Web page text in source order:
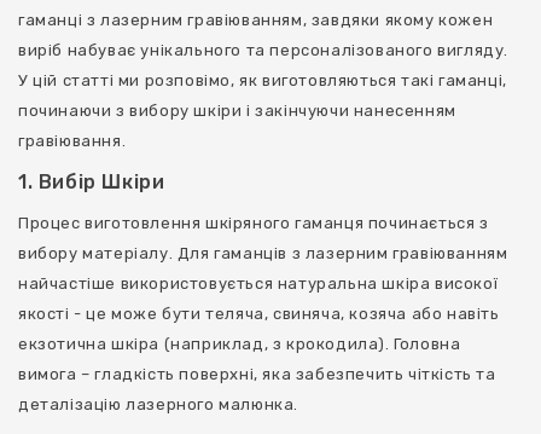
гаманці з лазерним гравіюванням, завдяки якому кожен
виріб набуває унікального та персоналізованого вигляду.
У цій статті ми розповімо, як виготовляються такі гаманці,
починаючи з вибору шкіри і закінчуючи нанесенням
гравіювання.
1. Вибір Шкіри
Процес виготовлення шкіряного гаманця починається з
вибору матеріалу. Для гаманців з лазерним гравіюванням
найчастіше використовується натуральна шкіра високої
якості - це може бути теляча, свиняча, козяча або навіть
екзотична шкіра (наприклад, з крокодила). Головна
вимога – гладкість поверхні, яка забезпечить чіткість та
деталізацію лазерного малюнка.